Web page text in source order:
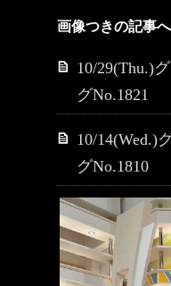
画像つきの記事へ
10/29(Thu.)
グNo.1821
10/14(Wed.)
グNo.1810